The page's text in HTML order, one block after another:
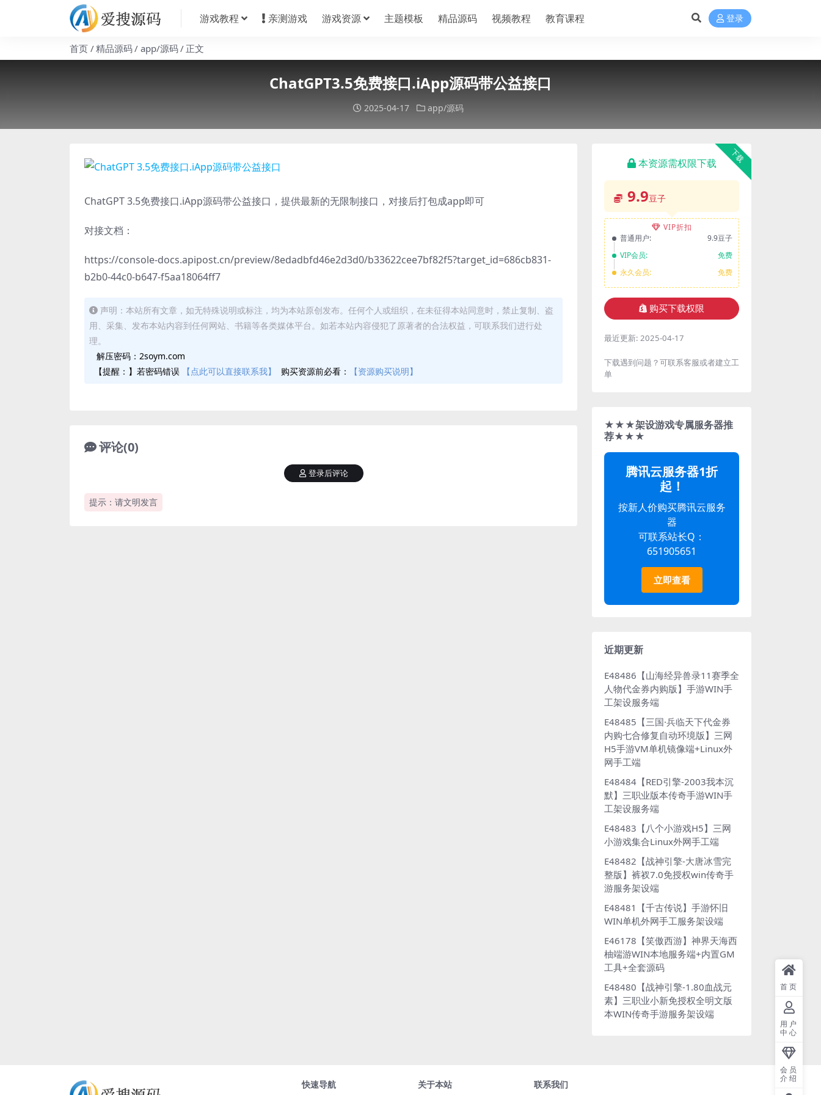
游戏教程 亲测游戏 游戏资源 主题模板 精品源码 视频教程 教育课程 登录
首页 精品源码 app/源码 正文
ChatGPT3.5免费接口.iApp源码带公益接口
2025-04-17 app/源码
ChatGPT 3.5免费接口.iApp源码带公益接口，提供最新的无限制接口，对接后打包成app即可
对接文档：
https://console-docs.apipost.cn/preview/8edadbfd46e2d3d0/b33622cee7bf82f5?target_id=686cb831-
b2b0-44c0-b647-f5aa18064ff7
声明：本站所有文章，如无特殊说明或标注，均为本站原创发布。任何个人或组织，在未征得本站同意时，禁止复制、盗
用、采集、发布本站内容到任何网站、书籍等各类媒体平台。如若本站内容侵犯了原著者的合法权益，可联系我们进行处
理。
解压密码：2soym.com
【提醒：】若密码错误
【点此可以直接联系我】 购买资源前必看： 【资源购买说明】
评论(0)
提示：请文明发言
登录后评论
下载
本资源需权限下载
9.9豆子
VIP折扣
普通用户:
9.9豆子
VIP会员:
免费
永久会员:
免费
购买下载权限
最近更新: 2025-04-17
下载遇到问题？可联系客服或者建立工
单
★★★架设游戏专属服务器推
荐★★★
腾讯云服务器1折
起！
按新人价购买腾讯云服务
器
可联系站长Q：
651905651
立即查看
近期更新
E48486【山海经异兽录11赛季全
人物代金券内购版】手游WIN手
工架设服务端
E48485【三国·兵临天下代金券
内购七合修复自动环境版】三网
H5手游VM单机镜像端+Linux外
网手工端
E48484【RED引擎-2003我本沉
默】三职业版本传奇手游WIN手
工架设服务端
E48483【八个小游戏H5】三网
小游戏集合Linux外网手工端
E48482【战神引擎-大唐冰雪完
整版】裤衩7.0免授权win传奇手
游服务架设端
E48481【千古传说】手游怀旧
WIN单机外网手工服务架设端
E46178【笑傲西游】神界天海西
柚端游WIN本地服务端+内置GM
工具+全套源码
E48480【战神引擎-1.80血战元
素】三职业小新免授权全明文版
本WIN传奇手游服务架设端
快速导航 关于本站 联系我们
首页
用户
中心
会员
介绍